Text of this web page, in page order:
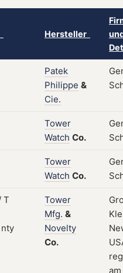
Hersteller
Patek
Philippe &
Cie.
Tower
Watch Co.
Tower
Watch Co.
Tower
Mfg. &
Novelty
Co.
am